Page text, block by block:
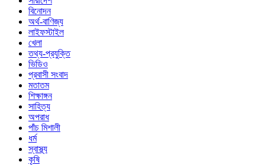
বিনোদন
অর্থ-বাণিজ্য
লাইফস্টাইল
খেলা
তথ্য-প্রযুক্তি
ভিডিও
প্রবাসী সংবাদ
মতাতম
শিক্ষাঙ্গন
সাহিত্য
অপরাধ
পাঁচ মিশালী
ধর্ম
স্বাস্থ্য
কৃষি